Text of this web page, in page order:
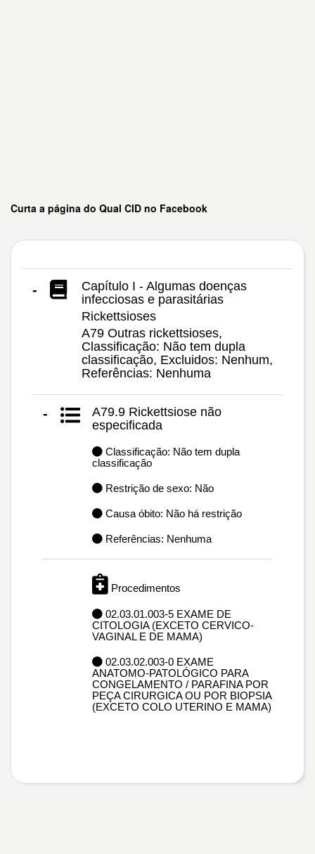
Curta a página do Qual CID no Facebook
-
Capítulo I - Algumas doenças
infecciosas e parasitárias
Rickettsioses
A79 Outras rickettsioses,
Classificação: Não tem dupla
classificação, Excluidos: Nenhum,
Referências: Nenhuma
-
A79.9 Rickettsiose não
especificada
Classificação: Não tem dupla
classificação
Restrição de sexo: Não
Causa óbito: Não há restrição
Referências: Nenhuma
Procedimentos
02.03.01.003-5 EXAME DE
CITOLOGIA (EXCETO CERVICO-
VAGINAL E DE MAMA)
02.03.02.003-0 EXAME
ANATOMO-PATOLÓGICO PARA
CONGELAMENTO / PARAFINA POR
PEÇA CIRURGICA OU POR BIOPSIA
(EXCETO COLO UTERINO E MAMA)